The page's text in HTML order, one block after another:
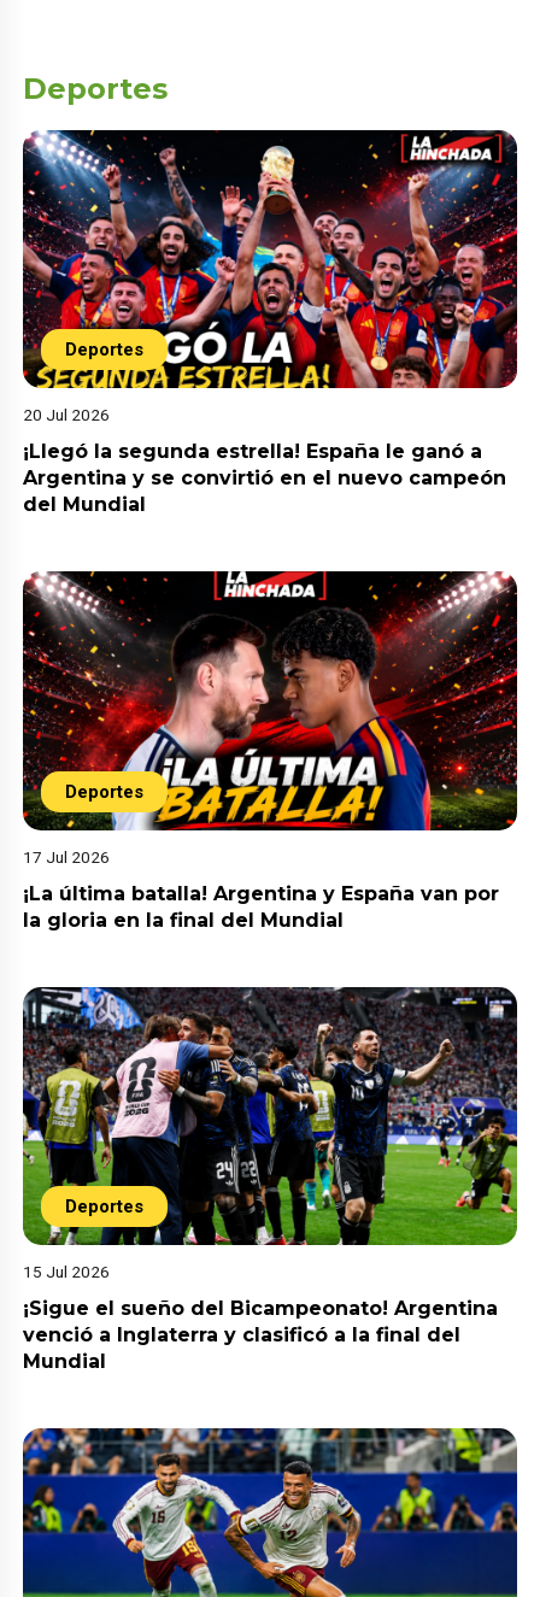
Deportes
Deportes
20 Jul 2026
¡Llegó la segunda estrella! España le ganó a
Argentina y se convirtió en el nuevo campeón
del Mundial
Deportes
17 Jul 2026
¡La última batalla! Argentina y España van por
la gloria en la final del Mundial
Deportes
15 Jul 2026
¡Sigue el sueño del Bicampeonato! Argentina
venció a Inglaterra y clasificó a la final del
Mundial